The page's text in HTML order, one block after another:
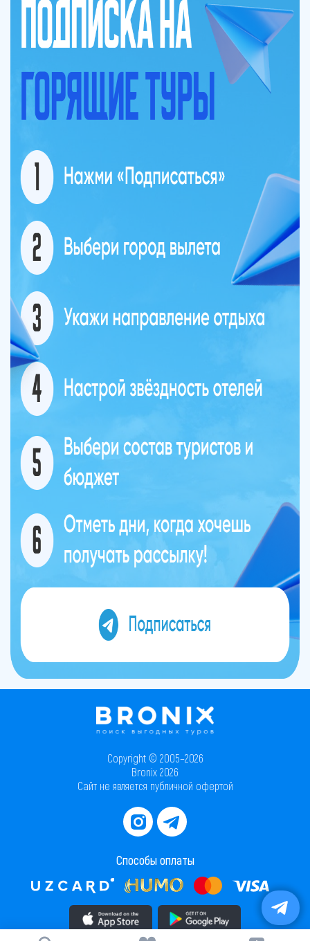
Copyright © 2005–2026
Bronix 2026
Сайт не является публичной офертой
Способы оплаты
Скачать приложение в AppStore Скачать приложение в PlayMarket